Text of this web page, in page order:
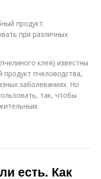
продукт.
при различных
клея) известны
продукт пчеловодства,
заболеваниях. Но
так, чтобы
есть. Как